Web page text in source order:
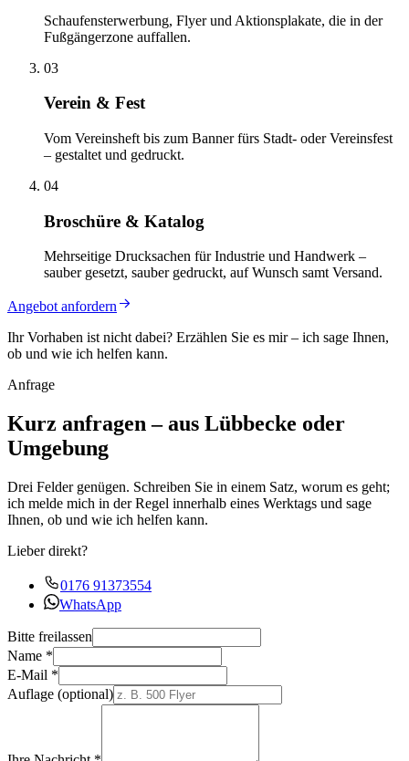
Schaufensterwerbung, Flyer und Aktionsplakate, die in der
Fußgängerzone auffallen.
03
Verein & Fest
Vom Vereinsheft bis zum Banner fürs Stadt- oder Vereinsfest
– gestaltet und gedruckt.
04
Broschüre & Katalog
Mehrseitige Drucksachen für Industrie und Handwerk –
sauber gesetzt, sauber gedruckt, auf Wunsch samt Versand.
Angebot anfordern
Ihr Vorhaben ist nicht dabei? Erzählen Sie es mir – ich sage Ihnen,
ob und wie ich helfen kann.
Anfrage
Kurz anfragen – aus Lübbecke oder
Umgebung
Drei Felder genügen. Schreiben Sie in einem Satz, worum es geht;
ich melde mich in der Regel innerhalb eines Werktags und sage
Ihnen, ob und wie ich helfen kann.
Lieber direkt?
0176 91373554
WhatsApp
Bitte freilassen
Name *
E-Mail *
Auflage (optional)